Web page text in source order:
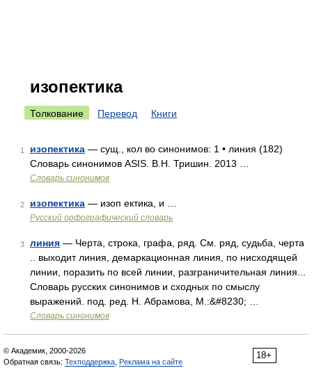
изопектика
Толкование Перевод Книги
1 изопектика — сущ., кол во синонимов: 1 • линия (182)
Словарь синонимов ASIS. В.Н. Тришин. 2013 …
Словарь синонимов
2 изопектика — изоп ектика, и …
Русский орфографический словарь
3 линия — Черта, строка, графа, ряд. См. ряд, судьба, черта
.. выходит линия, демаркационная линия, по нисходящей
линии, поразить по всей линии, разграничительная линия...
Словарь русских синонимов и сходных по смыслу
выражений. под. ред. Н. Абрамова, М.:&#8230; …
Словарь синонимов
18+
© Академик, 2000-2026
Обратная связь: Техподдержка Реклама на сайте